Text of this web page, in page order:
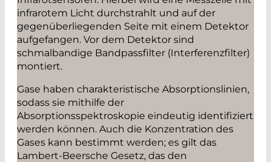
infrarotem Licht durchstrahlt und auf der
gegenüber­liegenden Seite mit einem Detektor
aufgefangen. Vor dem Detektor sind
schmalbandige Bandpassfilter (Interferenzfilter)
montiert.
Gase haben charakteristische Absorptions­linien,
sodass sie mithilfe der
Absorptionsspektroskopie eindeutig identifiziert
werden können. Auch die Konzentration des
Gases kann bestimmt werden; es gilt das
Lambert-Beersche Gesetz, das den